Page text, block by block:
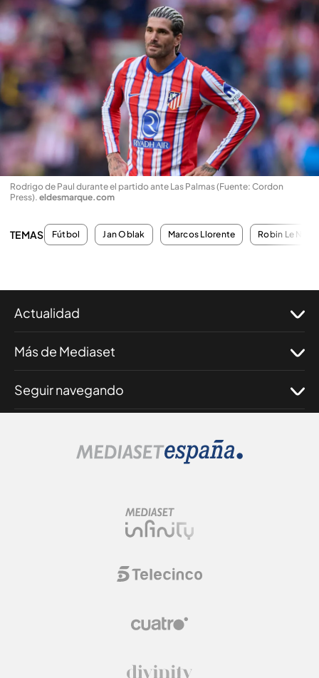
Rodrigo de Paul durante el partido ante Las Palmas (Fuente: Cordon
Press). eldesmarque.com
TEMAS Fútbol Jan Oblak Marcos Llorente Robin Le
Actualidad
Más de Mediaset
Seguir navegando